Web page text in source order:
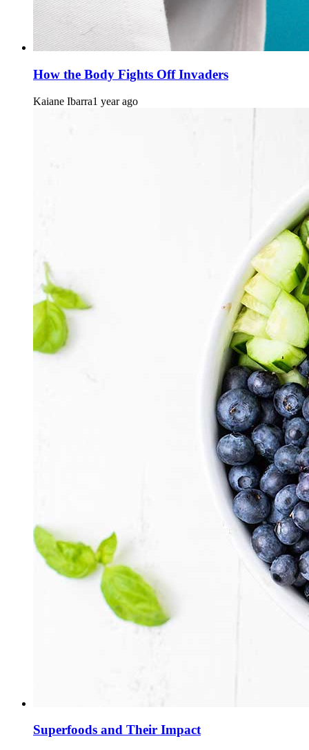
How the Body Fights Off Invaders
Kaiane Ibarra1 year ago
Superfoods and Their Impact